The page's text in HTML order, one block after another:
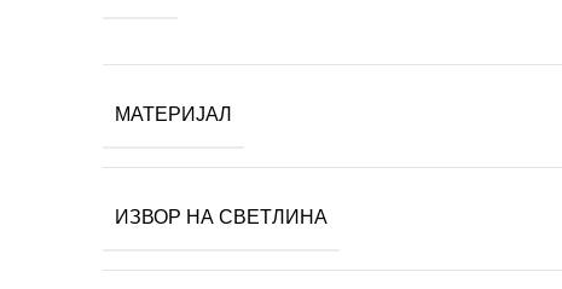
МАТЕРИЈАЛ
ИЗВОР НА СВЕТЛИНА